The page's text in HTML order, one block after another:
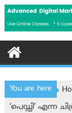
You are here
‘പെഡ്ഡി’ എന്ന